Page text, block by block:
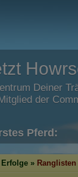
Deiner
der
Pferd:
Erfolge » Ranglisten